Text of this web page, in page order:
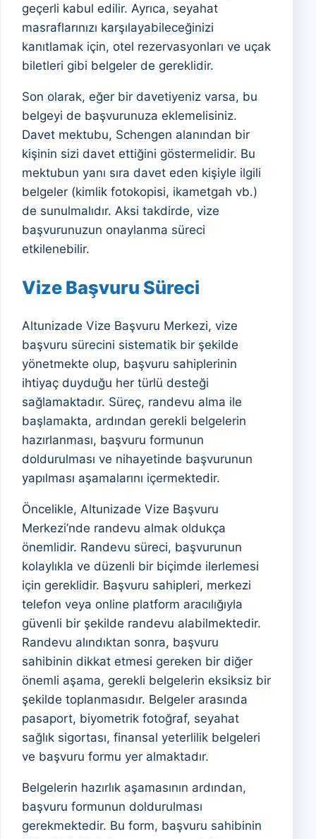
geçerli kabul edilir. Ayrıca, seyahat
masraflarınızı karşılayabileceğinizi
kanıtlamak için, otel rezervasyonları ve uçak
biletleri gibi belgeler de gereklidir.
Son olarak, eğer bir davetiyeniz varsa, bu
belgeyi de başvurunuza eklemelisiniz.
Davet mektubu, Schengen alanından bir
kişinin sizi davet ettiğini göstermelidir. Bu
mektubun yanı sıra davet eden kişiyle ilgili
belgeler (kimlik fotokopisi, ikametgah vb.)
de sunulmalıdır. Aksi takdirde, vize
başvurunuzun onaylanma süreci
etkilenebilir.
Vize Başvuru Süreci
Altunizade Vize Başvuru Merkezi, vize
başvuru sürecini sistematik bir şekilde
yönetmekte olup, başvuru sahiplerinin
ihtiyaç duyduğu her türlü desteği
sağlamaktadır. Süreç, randevu alma ile
başlamakta, ardından gerekli belgelerin
hazırlanması, başvuru formunun
doldurulması ve nihayetinde başvurunun
yapılması aşamalarını içermektedir.
Öncelikle, Altunizade Vize Başvuru
Merkezi’nde randevu almak oldukça
önemlidir. Randevu süreci, başvurunun
kolaylıkla ve düzenli bir biçimde ilerlemesi
için gereklidir. Başvuru sahipleri, merkezi
telefon veya online platform aracılığıyla
güvenli bir şekilde randevu alabilmektedir.
Randevu alındıktan sonra, başvuru
sahibinin dikkat etmesi gereken bir diğer
önemli aşama, gerekli belgelerin eksiksiz bir
şekilde toplanmasıdır. Belgeler arasında
pasaport, biyometrik fotoğraf, seyahat
sağlık sigortası, finansal yeterlilik belgeleri
ve başvuru formu yer almaktadır.
Belgelerin hazırlık aşamasının ardından,
başvuru formunun doldurulması
gerekmektedir. Bu form, başvuru sahibinin